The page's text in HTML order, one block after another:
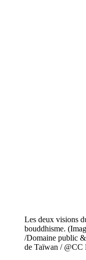
Les deux visions
bouddhisme.
/Domaine public
de Taïwan / @CC